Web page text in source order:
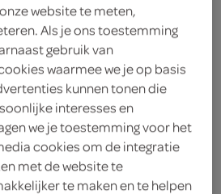
kies je winkel
website te meten,
Als je ons toestemming
gebruik van
waarmee we je op basis
kunnen tonen die
interesses en
we je toestemming voor het
cookies om de integratie
met de website te
te maken en te helpen